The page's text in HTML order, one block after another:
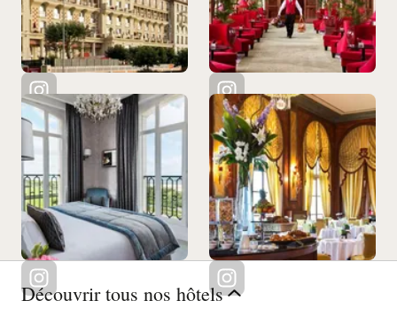
Découvrir tous nos hôtels